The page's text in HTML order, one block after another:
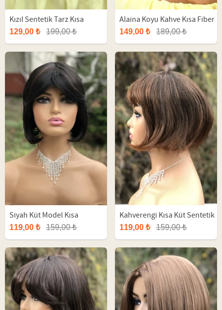
Kızıl Sentetik Tarz Kısa
Peruk
129,00 ₺ 199,00 ₺
Alaina Koyu Kahve Kısa Fiber
Sentetik Peruk
149,00 ₺ 189,00 ₺
Siyah Küt Model Kısa
Sentetik Peruk
119,00 ₺ 159,00 ₺
Kahverengi Kısa Küt Sentetik
Peruk
119,00 ₺ 159,00 ₺